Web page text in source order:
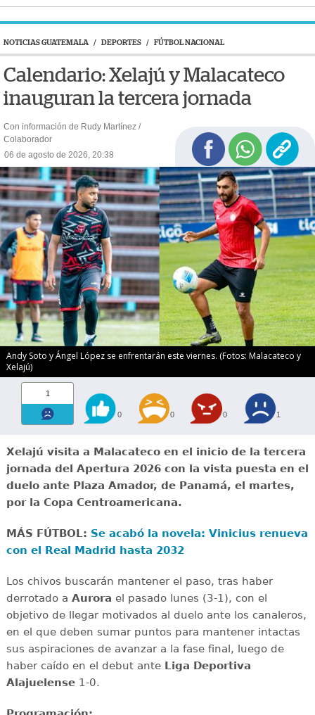
NOTICIAS GUATEMALA / DEPORTES / FÚTBOL NACIONAL
Calendario: Xelajú y Malacateco
inauguran la tercera jornada
Con información de Rudy Martínez /
Colaborador
06 de agosto de 2026, 20:38
Andy Soto y Ángel López se enfrentarán este viernes. (Fotos: Malacateco y
Xelajú)
1
0 0 0 1
Xelajú visita a Malacateco en el inicio de la tercera
jornada del Apertura 2026 con la vista puesta en el
duelo ante Plaza Amador, de Panamá, el martes,
por la Copa Centroamericana.
MÁS FÚTBOL: Se acabó la novela: Vinicius renueva
con el Real Madrid hasta 2032
Los chivos buscarán mantener el paso, tras haber
derrotado a Aurora el pasado lunes (3-1), con el
objetivo de llegar motivados al duelo ante los canaleros,
en el que deben sumar puntos para mantener intactas
sus aspiraciones de avanzar a la fase final, luego de
haber caído en el debut ante Liga Deportiva
Alajuelense1-0.